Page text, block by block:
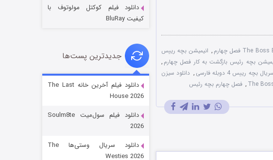
, انیمیشن بچه رییس
بچه رئیس بازگشت به کار فصل چهارم ,
بچه رییس 4 دوبله فارسی , دانلود سیزن
, فصل چهارم بچه رئیس
قسمت
دانلود فیلم کوکتل مولوتوف با
کیفیت BluRay
جدیدترین پست‌ها
دانلود فیلم آخرین خانه The Last
House 2026
دانلود فیلم سول‌میت Soulm8te
2026
دانلود سریال وستی‌ها The
Westies 2026